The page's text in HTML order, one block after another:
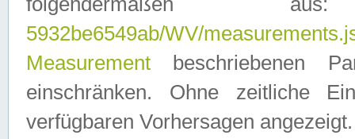
5932be6549ab/WV/
Measurement beschriebenen
einschränken. Ohne zeitliche
verfügbaren Vorhersagen angezeigt.